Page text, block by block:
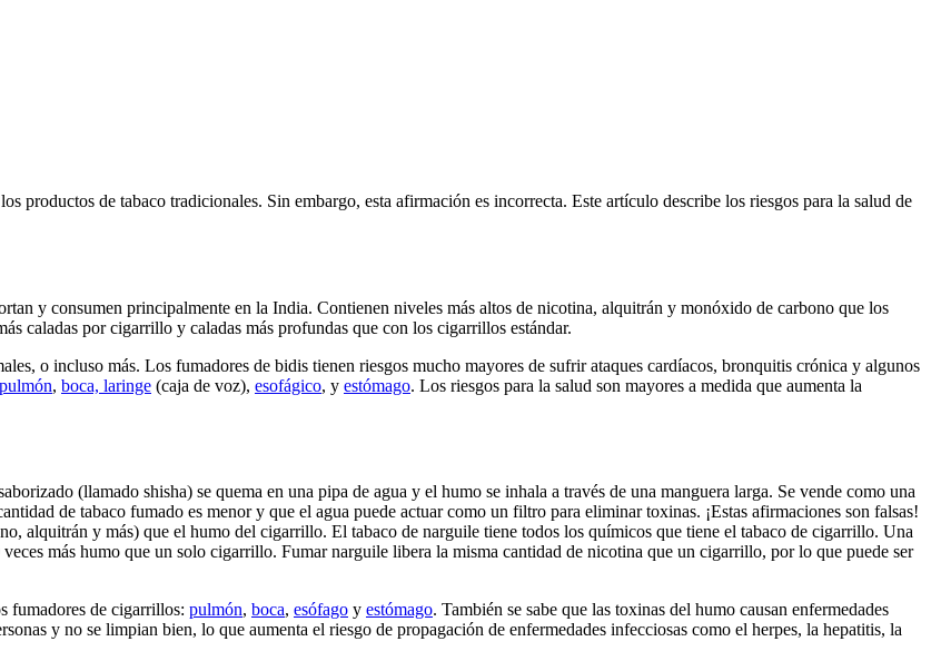
productos de tabaco tradicionales. Sin embargo, esta afirmación es incorrecta. Este artículo describe los riesgos para la salud de
y consumen principalmente en la India. Contienen niveles más altos de nicotina, alquitrán y monóxido de carbono que los
caladas por cigarrillo y caladas más profundas que con los cigarrillos estándar.
o incluso más. Los fumadores de bidis tienen riesgos mucho mayores de sufrir ataques cardíacos, bronquitis crónica y algunos
pulmón, boca, laringe (caja de voz), esofágico, y estómago. Los riesgos para la salud son mayores a medida que aumenta la
(llamado shisha) se quema en una pipa de agua y el humo se inhala a través de una manguera larga. Se vende como una
de tabaco fumado es menor y que el agua puede actuar como un filtro para eliminar toxinas. ¡Estas afirmaciones son falsas!
alquitrán y más) que el humo del cigarrillo. El tabaco de narguile tiene todos los químicos que tiene el tabaco de cigarrillo. Una
más humo que un solo cigarrillo. Fumar narguile libera la misma cantidad de nicotina que un cigarrillo, por lo que puede ser
fumadores de cigarrillos: pulmón, boca, esófago y estómago. También se sabe que las toxinas del humo causan enfermedades
y no se limpian bien, lo que aumenta el riesgo de propagación de enfermedades infecciosas como el herpes, la hepatitis, la